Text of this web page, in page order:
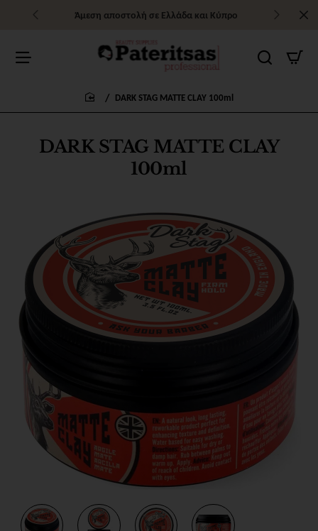
Άμεση αποστολή σε Ελλάδα και Κύπρο
DARK STAG MATTE CLAY
100ml
DARK STAG MATTE CLAY 100ml